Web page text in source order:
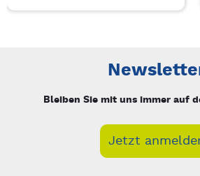
Bleiben Sie mit uns immer auf
Jetzt